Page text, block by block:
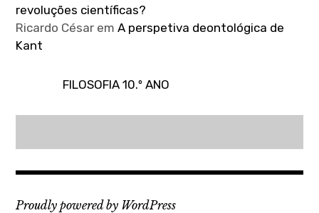
revoluções científicas?
Ricardo César emA perspetiva deontológica de
Kant
FILOSOFIA 10.º ANO
Proudly powered by WordPress